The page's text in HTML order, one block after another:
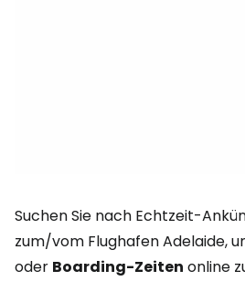
Suchen Sie nach Echtzeit-
zum/vom Flughafen Adelaide,
oder Boarding-Zeiten online